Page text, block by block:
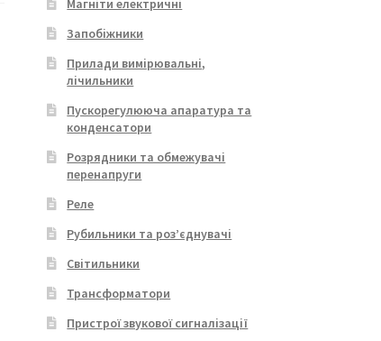
Магніти електричні
Запобіжники
Прилади вимірювальні,
лічильники
Пускорегулююча апаратура та
конденсатори
Розрядники та обмежувачі
перенапруги
Реле
Рубильники та роз’єднувачі
Світильники
Трансформатори
Пристрої звукової сигналізації